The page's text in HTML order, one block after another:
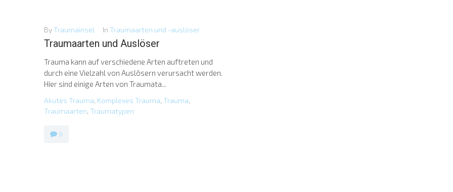
By Traumainsel In Traumaarten und -auslöser
Traumaarten und Auslöser
Trauma kann auf verschiedene Arten auftreten und
durch eine Vielzahl von Auslösern verursacht werden.
Hier sind einige Arten von Traumata...
Akutes Trauma, Komplexes Trauma, Trauma,
Traumaarten, Traumatypen
0